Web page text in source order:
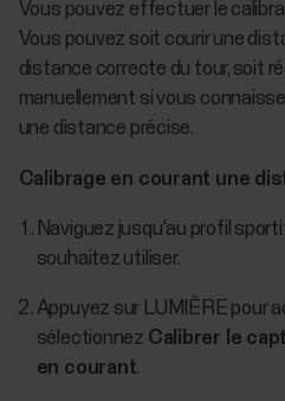
Vous pouvez effectuer le
Vous pouvez soit courir une
distance correcte du tour, soit
manuellement si vous
une distance précise.
Calibrage en courant une
Naviguez jusqu'au profil
souhaitez utiliser.
Appuyez sur LUMIÈRE pour
sélectionnez Calibrer le
en courant.